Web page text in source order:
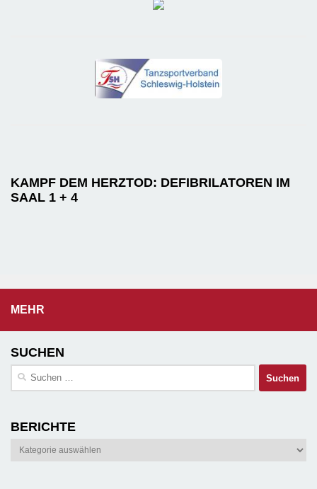
KAMPF DEM HERZTOD: DEFIBRILATOREN IM
SAAL 1 + 4
MEHR
SUCHEN
Suchen
BERICHTE
Berichte